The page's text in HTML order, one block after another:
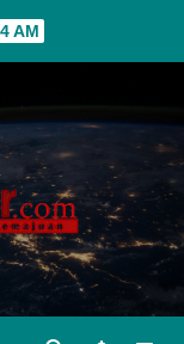
AM